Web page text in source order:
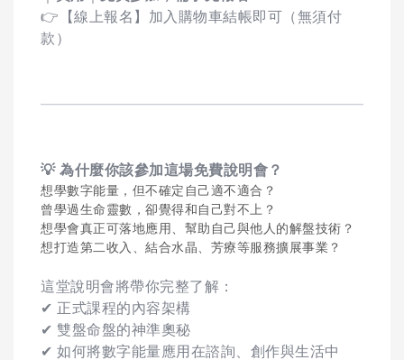
👉【線上報名】加入購物車結帳即可（無須付
款）
💡 為什麼你該參加這場免費說明會？
想學數字能量，但不確定自己適不適合？
曾學過生命靈數，卻覺得和自己對不上？
想學會真正可落地應用、幫助自己與他人的解盤技術？
想打造第二收入、結合水晶、芳療等服務擴展事業？
這堂說明會將帶你完整了解：
✔ 正式課程的內容架構
✔ 雙盤命盤的神準奧秘
✔ 如何將數字能量應用在諮詢、創作與生活中